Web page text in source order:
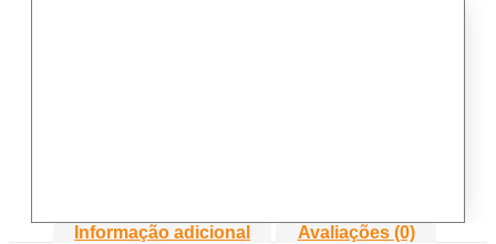
Informação adicional Avaliações (0)